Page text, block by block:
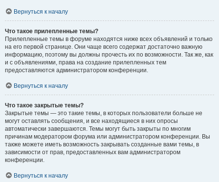
Вернуться к началу
Что такое прилепленные темы?
Прилепленные темы в форуме находятся ниже всех объявлений и только
на его первой странице. Они чаще всего содержат достаточно важную
информацию, поэтому вы должны прочесть их по возможности. Так же, как
и с объявлениями, права на создание прилепленных тем
предоставляются администратором конференции.
Вернуться к началу
Что такое закрытые темы?
Закрытые темы — это такие темы, в которых пользователи больше не
могут оставлять сообщения, и все находящиеся в них опросы
автоматически завершаются. Темы могут быть закрыты по многим
причинам модератором форума или администратором конференции. Вы
также можете иметь возможность закрывать созданные вами темы, в
зависимости от прав, предоставленных вам администратором
конференции.
Вернуться к началу